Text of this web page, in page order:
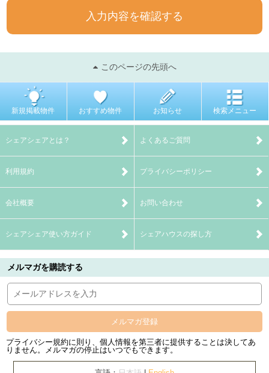
入力内容を確認する
このページの先頭へ
新規掲載物件 おすすめ物件 お知らせ 検索メニュー
シェアシェアとは？ よくあるご質問
利用規約 プライバシーポリシー
会社概要 お問い合わせ
シェアシェア使い方ガイド シェアハウスの探し方
メルマガを購読する
メルマガ登録
プライバシー規約に則り、個人情報を第三者に提供することは決してあ
りません。メルマガの停止はいつでもできます。